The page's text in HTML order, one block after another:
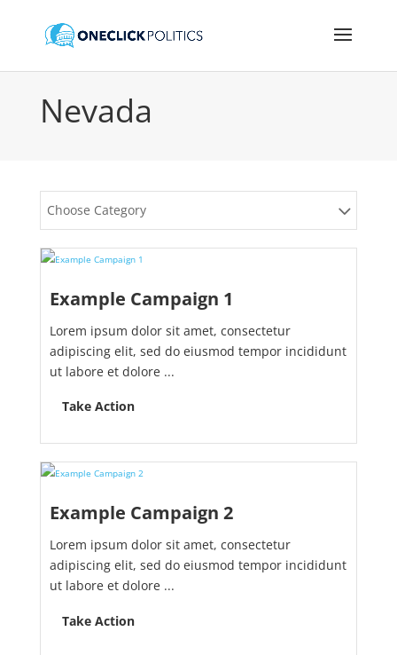
Nevada
Choose Category
Example Campaign 1
Lorem ipsum dolor sit amet, consectetur
adipiscing elit, sed do eiusmod tempor incididunt
ut labore et dolore ...
Take Action
Example Campaign 2
Lorem ipsum dolor sit amet, consectetur
adipiscing elit, sed do eiusmod tempor incididunt
ut labore et dolore ...
Take Action